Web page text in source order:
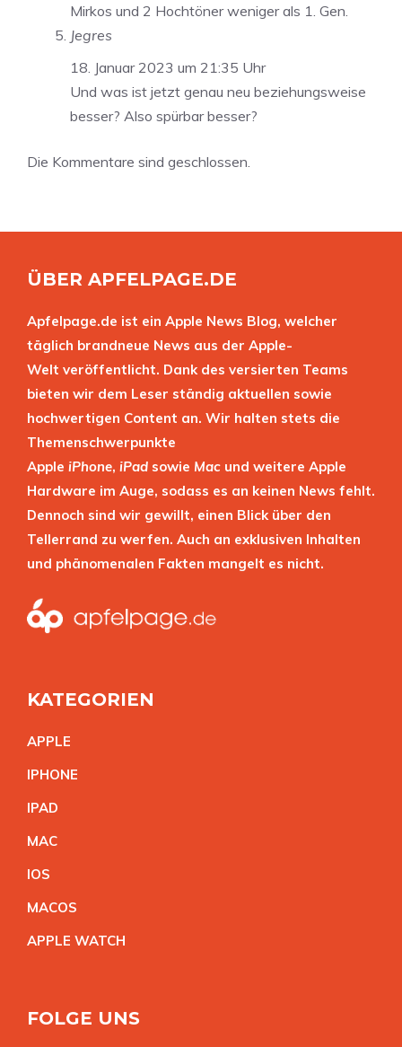
Mirkos und 2 Hochtöner weniger als 1. Gen.
Jegres
18. Januar 2023 um 21:35 Uhr
Und was ist jetzt genau neu beziehungsweise
besser? Also spürbar besser?
Die Kommentare sind geschlossen.
ÜBER APFELPAGE.DE
Apfelpage.de ist ein Apple News Blog, welcher
täglich brandneue News aus der Apple-
Welt veröffentlicht. Dank des versierten Teams
bieten wir dem Leser ständig aktuellen sowie
hochwertigen Content an. Wir halten stets die
Themenschwerpunkte
Apple iPhone, iPad sowie Mac und weitere Apple
Hardware im Auge, sodass es an keinen News fehlt.
Dennoch sind wir gewillt, einen Blick über den
Tellerrand zu werfen. Auch an exklusiven Inhalten
und phänomenalen Fakten mangelt es nicht.
KATEGORIEN
APPLE
IPHONE
IPAD
MAC
IOS
MACOS
APPLE WATCH
FOLGE UNS